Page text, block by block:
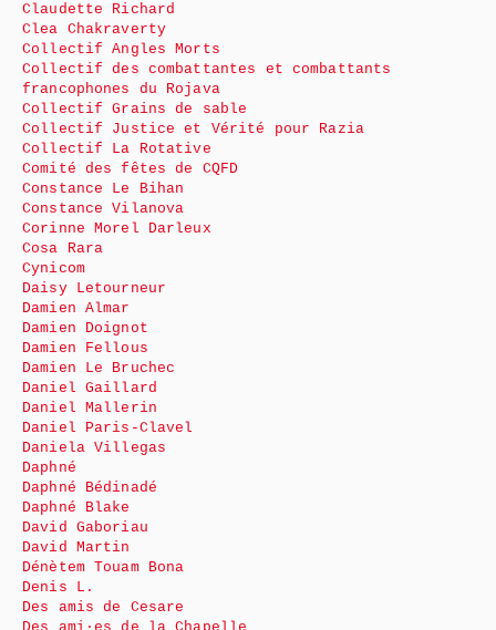
Claudette Richard
Clea Chakraverty
Collectif Angles Morts
Collectif des combattantes et combattants
francophones du Rojava
Collectif Grains de sable
Collectif Justice et Vérité pour Razia
Collectif La Rotative
Comité des fêtes de CQFD
Constance Le Bihan
Constance Vilanova
Corinne Morel Darleux
Cosa Rara
Cynicom
Daisy Letourneur
Damien Almar
Damien Doignot
Damien Fellous
Damien Le Bruchec
Daniel Gaillard
Daniel Mallerin
Daniel Paris-Clavel
Daniela Villegas
Daphné
Daphné Bédinadé
Daphné Blake
David Gaboriau
David Martin
Dénètem Touam Bona
Denis L.
Des amis de Cesare